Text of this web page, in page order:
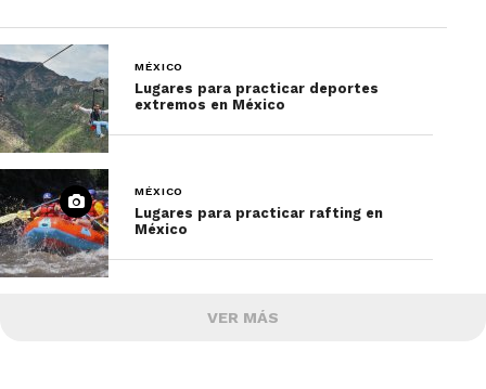
MÉXICO
Lugares para practicar deportes
extremos en México
MÉXICO
Lugares para practicar rafting en
México
VER MÁS